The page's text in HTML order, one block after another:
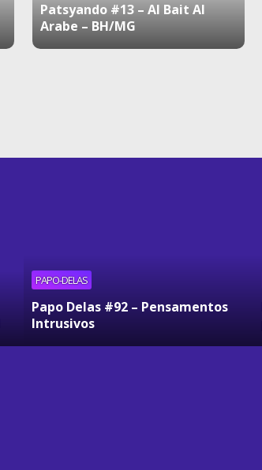
Patsyando #13 – Al Bait Al
Arabe – BH/MG
PAPO-DELAS
Papo Delas #92 – Pensamentos
Intrusivos